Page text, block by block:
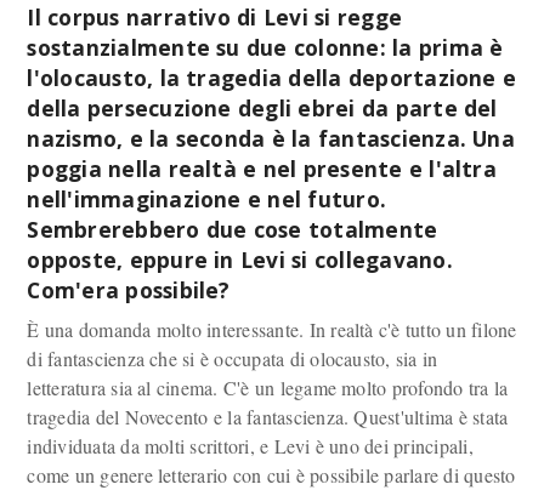
Il corpus narrativo di Levi si regge
sostanzialmente su due colonne: la prima è
l'olocausto, la tragedia della deportazione e
della persecuzione degli ebrei da parte del
nazismo, e la seconda è la fantascienza. Una
poggia nella realtà e nel presente e l'altra
nell'immaginazione e nel futuro.
Sembrerebbero due cose totalmente
opposte, eppure in Levi si collegavano.
Com'era possibile?
È una domanda molto interessante. In realtà c'è tutto un filone
di fantascienza che si è occupata di olocausto, sia in
letteratura sia al cinema. C'è un legame molto profondo tra la
tragedia del Novecento e la fantascienza. Quest'ultima è stata
individuata da molti scrittori, e Levi è uno dei principali,
come un genere letterario con cui è possibile parlare di questo